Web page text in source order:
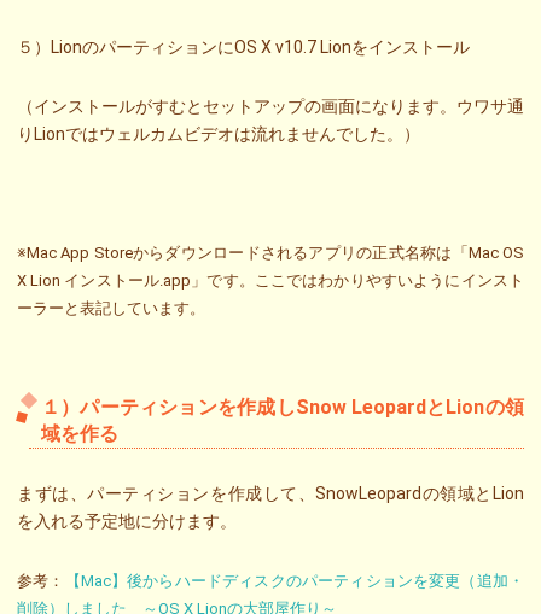
５）LionのパーティションにOS X v10.7 Lionをインストール
（インストールがすむとセットアップの画面になります。ウワサ通
りLionではウェルカムビデオは流れませんでした。）
※Mac App Storeからダウンロードされるアプリの正式名称は「Mac OS
X Lion インストール.app」です。ここではわかりやすいようにインスト
ーラーと表記しています。
１）パーティションを作成しSnow LeopardとLionの領
域を作る
まずは、パーティションを作成して、SnowLeopardの領域とLion
を入れる予定地に分けます。
参考：
【Mac】後からハードディスクのパーティションを変更（追加・
削除）しました ～OS X Lionの大部屋作り～